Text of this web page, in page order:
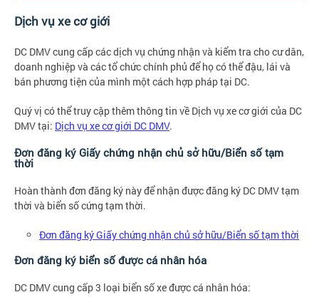
Dịch vụ xe cơ giới
DC DMV cung cấp các dịch vụ chứng nhận và kiểm tra cho cư dân,
doanh nghiệp và các tổ chức chính phủ để họ có thể đậu, lái và
bán phương tiện của mình một cách hợp pháp tại DC.
Quý vị có thể truy cập thêm thông tin về Dịch vụ xe cơ giới của DC
DMV tại: Dịch vụ xe cơ giới DC DMV.
Đơn đăng ký Giấy chứng nhận chủ sở hữu/Biển số tạm
thời
Hoàn thành đơn đăng ký này để nhận được đăng ký DC DMV tạm
thời và biển số cứng tạm thời.
Đơn đăng ký Giấy chứng nhận chủ sở hữu/Biển số tạm thời
Đơn đăng ký biển số được cá nhân hóa
DC DMV cung cấp 3 loại biển số xe được cá nhân hóa: